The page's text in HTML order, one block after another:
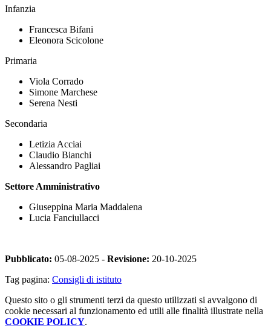
Infanzia
Francesca Bifani
Eleonora Scicolone
Primaria
Viola Corrado
Simone Marchese
Serena Nesti
Secondaria
Letizia Acciai
Claudio Bianchi
Alessandro Pagliai
Settore Amministrativo
Giuseppina Maria Maddalena
Lucia Fanciullacci
Pubblicato: 05-08-2025 - Revisione: 20-10-2025
Tag pagina: Consigli di istituto
Questo sito o gli strumenti terzi da questo utilizzati si avvalgono di
cookie necessari al funzionamento ed utili alle finalità illustrate nella
COOKIE POLICY.